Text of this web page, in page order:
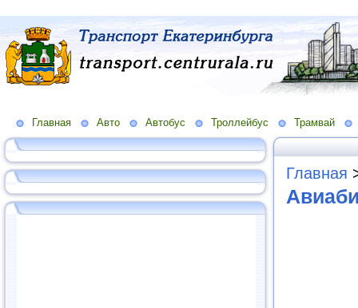
Главная Авто Автобус Троллейбус Трамвай
Главная